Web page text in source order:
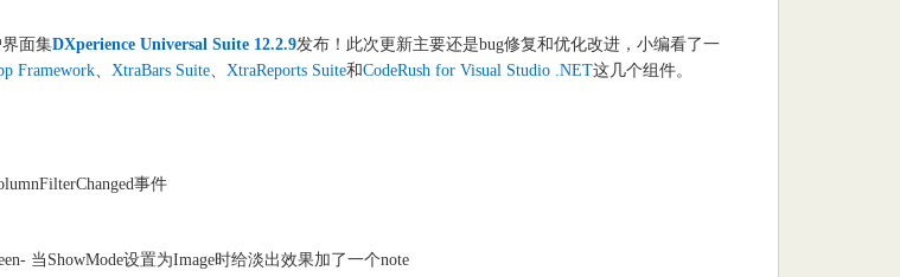
面集DXperience Universal Suite 12.2.9发布！此次更新主要还是bug修复和优化改进，小编看了一
Framework、 XtraBars Suite、 XtraReports Suite和CodeRush for Visual Studio .NET这几个组件。
事件
当ShowMode设置为Image时给淡出效果加了一个note